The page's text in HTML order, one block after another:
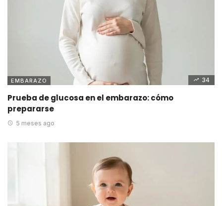
EMBARAZO 34
Prueba de glucosa en el embarazo: cómo
prepararse
5 meses ago